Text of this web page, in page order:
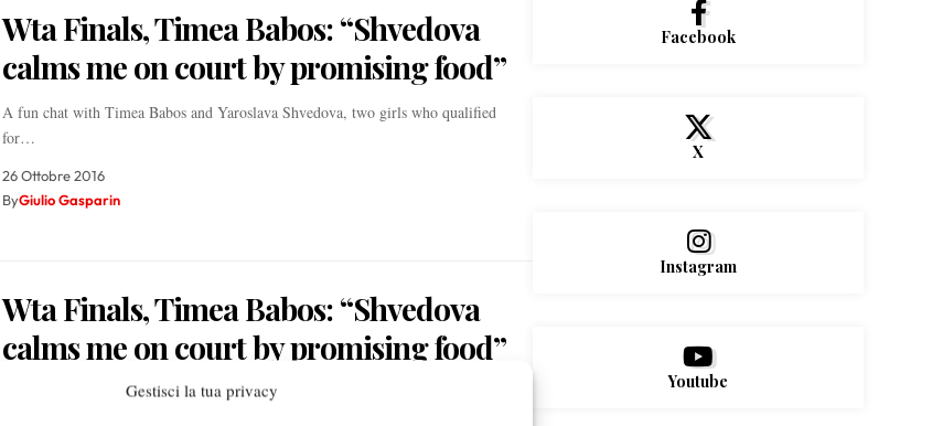
Gestisci la tua privacy
Wta Finals, Timea Babos: “Shvedova
calms me on court by promising food”
A fun chat with Timea Babos and Yaroslava Shvedova, two girls who qualified
for…
26 Ottobre 2016
ByGiulio Gasparin
Wta Finals, Timea Babos: “Shvedova
calms me on court by promising food”
A fun chat with Timea Babos and Yaroslava Shvedova, two girls who qualified
Facebook
X
Instagram
Youtube